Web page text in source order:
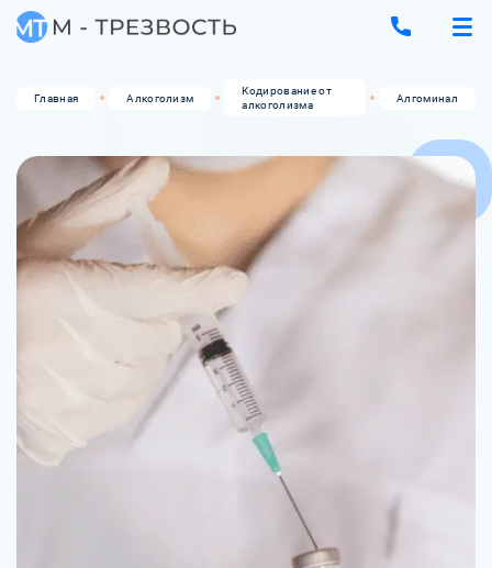
Главная Алкоголизм
Кодирование от
алкоголизма
Алгоминал